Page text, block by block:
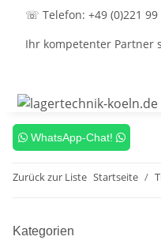
☏ Telefon: +49 (0)221 99
Ihr kompetenter Partner
WhatsApp-Chat!
Zurück zur Liste Startseite
Kategorien